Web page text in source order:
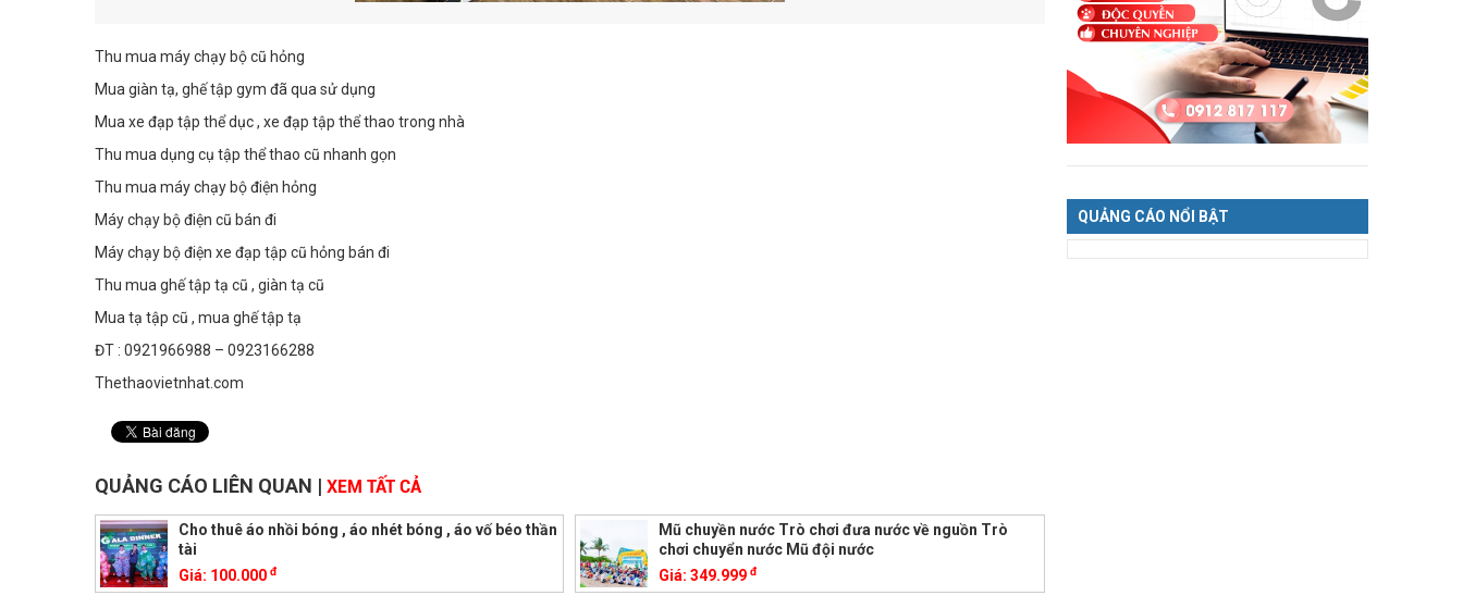
Thu mua máy chạy bộ cũ hỏng
Mua giàn tạ, ghế tập gym đã qua sử dụng
Mua xe đạp tập thể dục , xe đạp tập thể thao trong nhà
Thu mua dụng cụ tập thể thao cũ nhanh gọn
Thu mua máy chạy bộ điện hỏng
Máy chạy bộ điện cũ bán đi
Máy chạy bộ điện xe đạp tập cũ hỏng bán đi
Thu mua ghế tập tạ cũ , giàn tạ cũ
Mua tạ tập cũ , mua ghế tập tạ
ĐT : 0921966988 – 0923166288
Thethaovietnhat.com
QUẢNG CÁO LIÊN QUAN | XEM TẤT CẢ
Cho thuê áo nhồi bóng , áo nhét bóng , áo vố béo thần
tài
Giá: 100.000 đ
Mũ chuyền nước Trò chơi đưa nước về nguồn Trò
chơi chuyển nước Mũ đội nước
Giá:349.999đ
QUẢNG CÁO NỔI BẬT